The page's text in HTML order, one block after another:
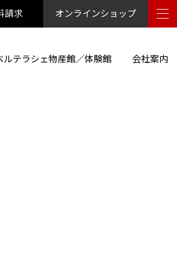
ルテラシェ物産館／体験館 会社案内
請求 オンラインショップ